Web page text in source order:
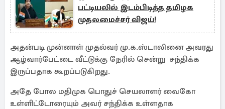
பட்டியலில் இடம்பிடித்த தமிழக
முதலமைச்சர் விஜய்!
அதன்படி முன்னாள் முதல்வர் மு.க.ஸ்டாலினை அவரது
ஆழ்வார்பேட்டை வீட்டுக்கு நேரில் சென்று சந்திக்க
இருப்பதாக கூறப்படுகிறது.
அதே போல மதிமுக பொதுச் செயலாளர் வைகோ
உள்ளிட்டோரையும் அவர் சந்திக்க உள்ளதாக